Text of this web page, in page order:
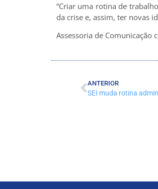
“Criar uma rotina de
da crise e, assim, ter novas
Assessoria de Comunicação
ANTERIOR
SEI muda rotina